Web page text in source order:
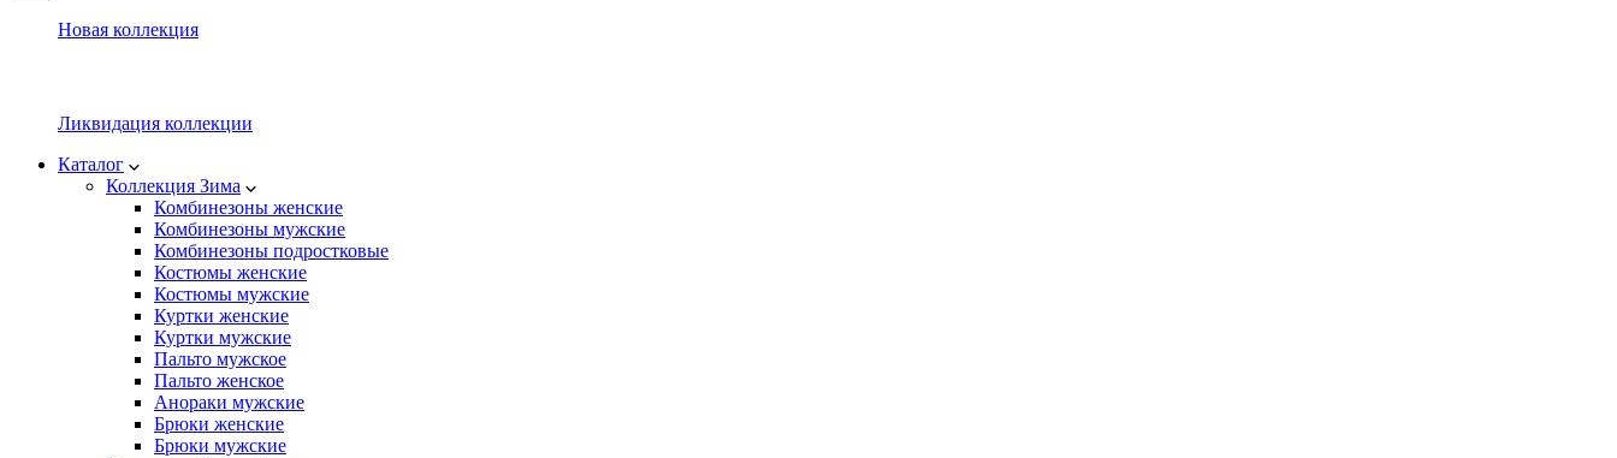
Новая коллекция
Ликвидация коллекции
Каталог
Коллекция Зима
Комбинезоны женские
Комбинезоны мужские
Комбинезоны подростковые
Костюмы женские
Костюмы мужские
Куртки женские
Куртки мужские
Пальто мужское
Пальто женское
Анораки мужские
Брюки женские
Брюки мужские